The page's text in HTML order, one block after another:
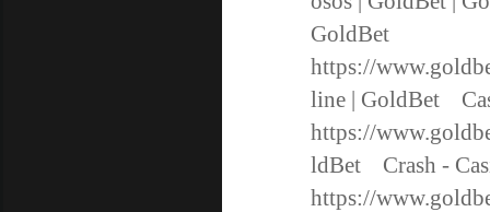
GoldBet
https://
line | GoldBet
https://
ldBet Crash -
https://